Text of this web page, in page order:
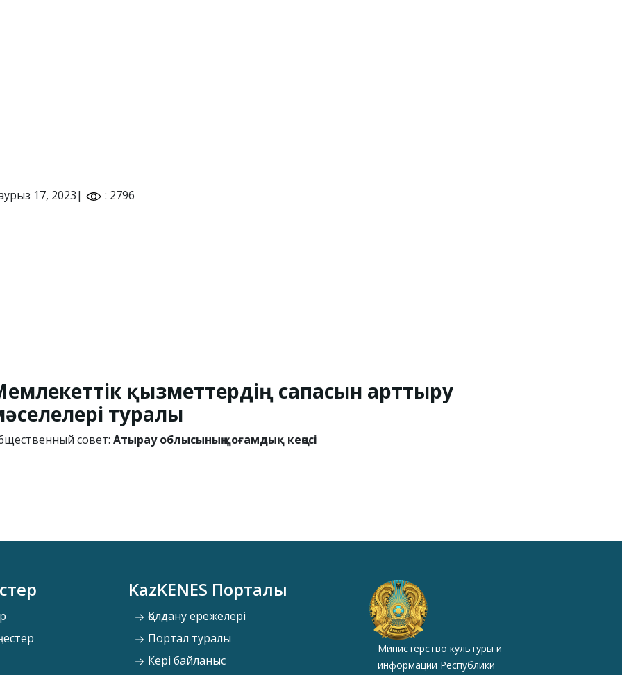
17, 2023| : 2796
қызметтердің сапасын арттыру
туралы
совет:Атырау облысының қоғамдық кеңесі
KazKENES Порталы
Қолдану ережелері
Портал туралы
Кері байланыс
Министерство культуры и
информации Республики